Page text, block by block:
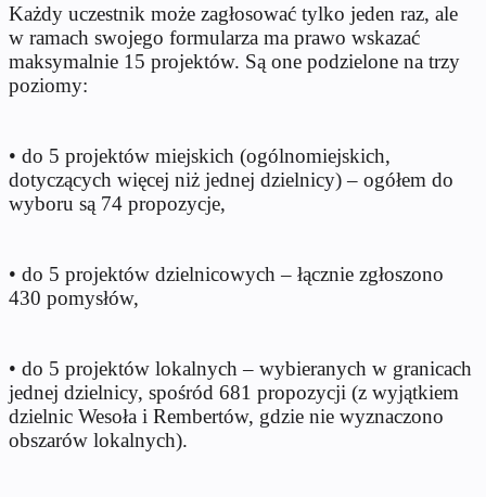
Każdy uczestnik może zagłosować tylko jeden raz, ale
w ramach swojego formularza ma prawo wskazać
maksymalnie 15 projektów. Są one podzielone na trzy
poziomy:
• do 5 projektów miejskich (ogólnomiejskich,
dotyczących więcej niż jednej dzielnicy) – ogółem do
wyboru są 74 propozycje,
• do 5 projektów dzielnicowych – łącznie zgłoszono
430 pomysłów,
• do 5 projektów lokalnych – wybieranych w granicach
jednej dzielnicy, spośród 681 propozycji (z wyjątkiem
dzielnic Wesoła i Rembertów, gdzie nie wyznaczono
obszarów lokalnych).